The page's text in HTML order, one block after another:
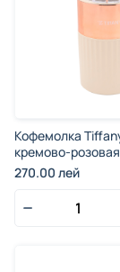
Кофемолка
кремово-
нержавеющая
лезвия, 200 г, 800
270.00 лей